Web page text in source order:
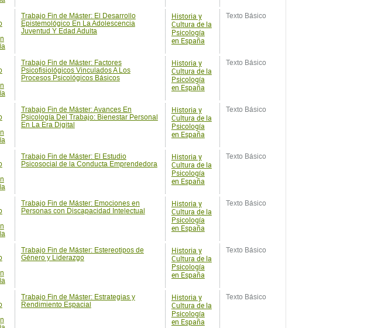
Trabajo Fin de Máster: Factores
Psicofisiológicos Vinculados A Los
Procesos Psicológicos Básicos
Cultura de la
Psicología
en España
Texto Básico
Trabajo Fin de Máster: Avances En
Psicología Del Trabajo: Bienestar Personal
En La Era Digital
Cultura de la
Psicología
en España
Texto Básico
Trabajo Fin de Máster: El Estudio
Psicosocial de la Conducta Emprendedora
Cultura de la
Psicología
en España
Texto Básico
Trabajo Fin de Máster: Emociones en
Personas con Discapacidad Intelectual
Cultura de la
Psicología
en España
Texto Básico
Trabajo Fin de Máster: Estereotipos de
Género y Liderazgo
Cultura de la
Psicología
en España
Texto Básico
Trabajo Fin de Máster: Estrategias y
Rendimiento Espacial
Cultura de la
Psicología
en España
Texto Básico
Trabajo Fin de Máster: Estrés Laboral
Cultura de la
Psicología
en España
Texto Básico